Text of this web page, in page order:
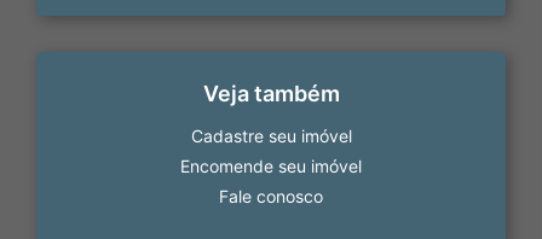
Veja também
Cadastre seu imóvel
Encomende seu imóvel
Fale conosco